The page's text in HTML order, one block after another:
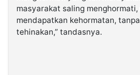
masyarakat saling menghormati,
mendapatkan kehormatan,
tehinakan,” tandasnya.